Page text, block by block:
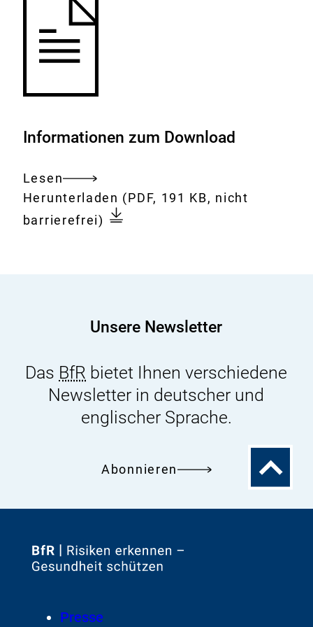
Informationen zum Download
Lesen
Gesamtes
Dokument
Download:
Herunterladen EU-
Belastungskatalog
(PDF, 191 KB, nicht
barrierefrei)
Unsere Newsletter
Das BfR bietet Ihnen verschiedene
Newsletter in deutscher und
englischer Sprache.
Abonnieren
Zum
Zur
FooterPresse